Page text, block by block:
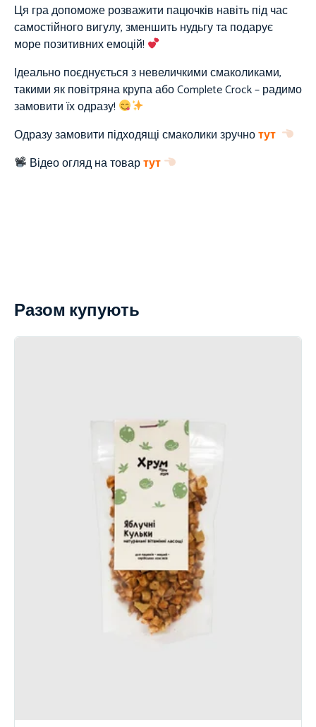
Ця гра допоможе розважити пацючків навіть під час
самостійного вигулу, зменшить нудьгу та подарує
море позитивних емоцій!
Ідеально поєднується з невеличкими смаколиками,
такими як повітряна крупа або Complete Crock – радимо
замовити їх одразу!
Одразу замовити підходящі смаколики зручнотут
Відео огляд на товартут
Разом купують